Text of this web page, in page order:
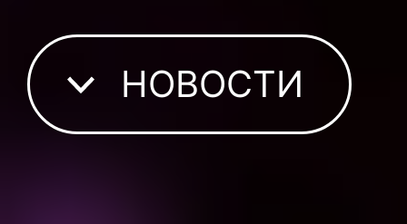
НОВОСТИ